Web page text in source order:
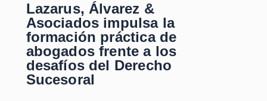
Lazarus, Álvarez &
Asociados impulsa la
formación práctica de
abogados frente a los
desafíos del Derecho
Sucesoral